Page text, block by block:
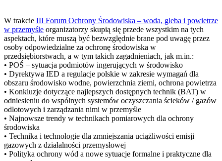
W trakcie III Forum Ochrony Środowiska – woda, gleba i powietrze
w przemyśle organizatorzy skupią się przede wszystkim na tych
aspektach, które muszą być bezwzględnie brane pod uwagę przez
osoby odpowiedzialne za ochronę środowiska w
przedsiębiorstwach, a w tym takich zagadnieniach, jak m.in.:
• POŚ – sytuacja podmiotów ingerujących w środowisko
• Dyrektywa IED a regulacje polskie w zakresie wymagań dla
obszaru środowisko wodne, powierzchnia ziemi, ochrona powietrza
• Konkluzje dotyczące najlepszych dostępnych technik (BAT) w
odniesieniu do wspólnych systemów oczyszczania ścieków / gazów
odlotowych i zarządzania nimi w przemyśle
• Najnowsze trendy w technikach pomiarowych dla ochrony
środowiska
• Technika i technologie dla zmniejszania uciążliwości emisji
gazowych z działalności przemysłowej
• Polityka ochrony wód a nowe sytuacje formalne i praktyczne dla